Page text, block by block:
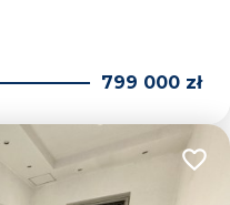
799 000 zł